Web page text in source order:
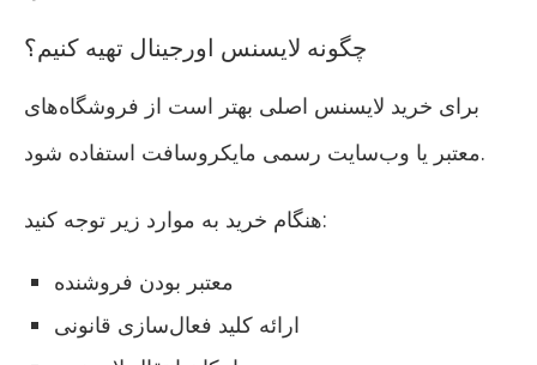
چگونه لایسنس اورجینال تهیه کنیم؟
برای خرید لایسنس اصلی بهتر است از فروشگاه‌های
معتبر یا وب‌سایت رسمی مایکروسافت استفاده شود.
هنگام خرید به موارد زیر توجه کنید:
معتبر بودن فروشنده
ارائه کلید فعال‌سازی قانونی